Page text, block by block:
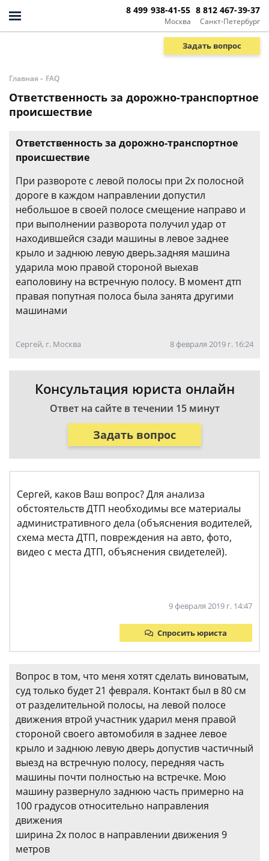
Москва
8 499 938-41-55
Санкт-Петербург
8 812 467-39-37
Задать вопрос
Главная - FAQ
Ответственность за дорожно-транспортное
происшествие
Ответственность за дорожно-транспортное
происшествие
При развороте с левой полосы при 2х полосной
дороге в каждом направлении допустил
небольшое в своей полосе смещение направо и
при выполнении разворота получил удар от
находившейся сзади машины в левое заднее
крыло и заднюю левую дверь.задняя машина
ударила мою правой стороной выехав
еаполовину на встречную полосу. В момент дтп
правая попутная полоса была занята другими
машинами
Сергей, г. Москва 8 февраля 2019 г. 16:24
Консультация юриста онлайн
Ответ на сайте в течении 15 минут
Задать вопрос
Сергей, каков Ваш вопрос? Для анализа
обстоятельств ДТП необходимы все материалы
административного дела (объяснения водителей,
схема места ДТП, повреждения на авто, фото,
видео с места ДТП, объяснения свидетелей).
9 февраля 2019 г. 14:47
Спросить юриста
Вопрос в том, что меня хотят сделать виноватым,
суд только будет 21 февраля. Контакт был в 80 см
от разделительной полосы, на левой полосе
движения втрой участник ударил меня правой
стороной своего автомобиля в заднее левое
крыло и заднюю левую дверь допустив частичный
выезд на встречную полосу, передняя часть
машины почти полностью на встречке. Мою
машину развернуло заднюю часть примерно на
100 градусов относительно направления
движения
ширина 2х полос в направлении движения 9
метров